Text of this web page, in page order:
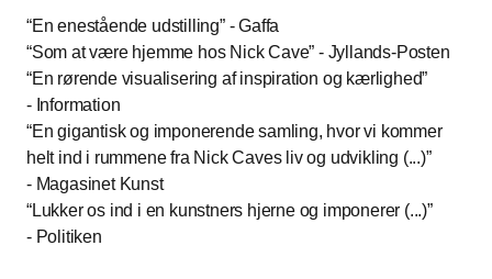
En enestående udstilling - Gaffa
Som at være hjemme hos Nick Cave - Jyllands-Posten
En rørende visualisering af inspiration og kærlighed
- Information
En gigantisk og imponerende samling, hvor vi kommer
helt ind i rummene fra Nick Caves liv og udvikling (...)
- Magasinet Kunst
Lukker os ind i en kunstners hjerne og imponerer (...)
- Politiken